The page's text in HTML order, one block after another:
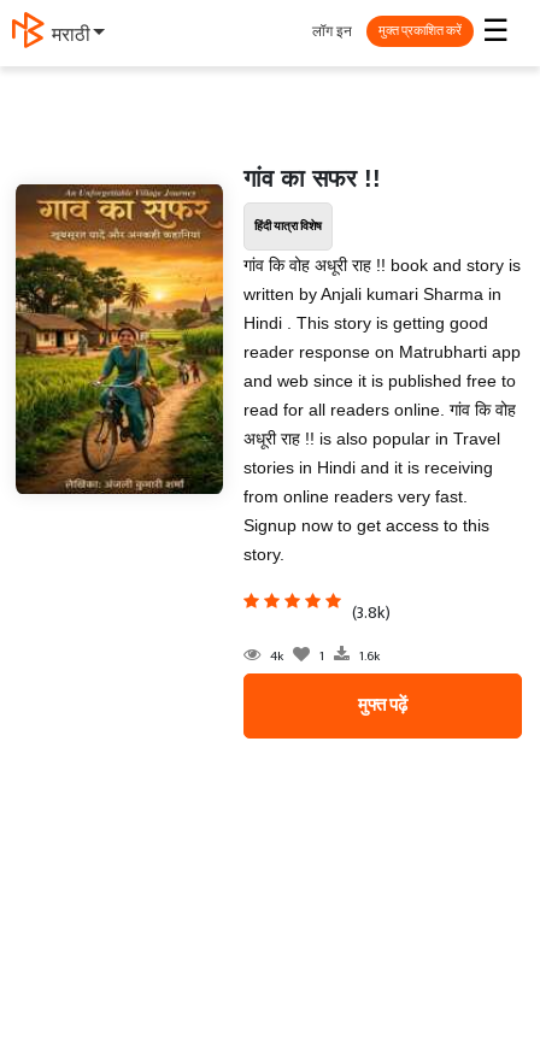
मराठी ☰
लॉग इन मुक्त प्रकाशित करें
गांव का सफर !!
हिंदी यात्रा विशेष
गांव कि वोह अधूरी राह !! book and story is
written by Anjali kumari Sharma in
Hindi . This story is getting good
reader response on Matrubharti app
and web since it is published free to
read for all readers online. गांव कि वोह
अधूरी राह !! is also popular in Travel
stories in Hindi and it is receiving
from online readers very fast.
Signup now to get access to this
story.
(3.8k)
4k 1 1.6k
मुफ्त पढ़ें